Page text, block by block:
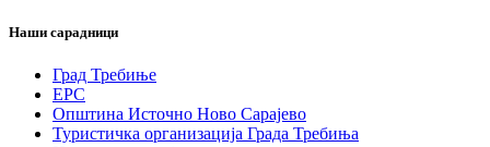
Наши сарадници
Град Требиње
ЕРС
Општина Источно Ново Сарајево
Туристичка организација Града Требиња